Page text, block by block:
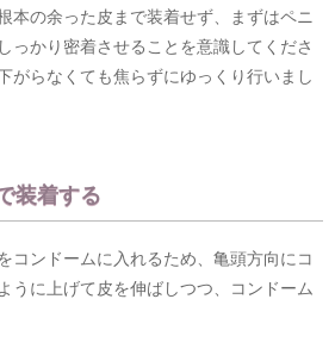
本の余った皮まで装着せず、まずはペニ
っかり密着させることを意識してくださ
がらなくても焦らずにゆっくり行いまし
装着する
ンドームに入れるため、亀頭方向にコ
うに上げて皮を伸ばしつつ、コンドーム